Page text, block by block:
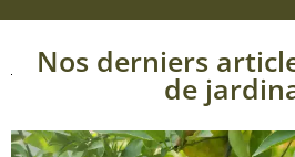
Nos derniers
de